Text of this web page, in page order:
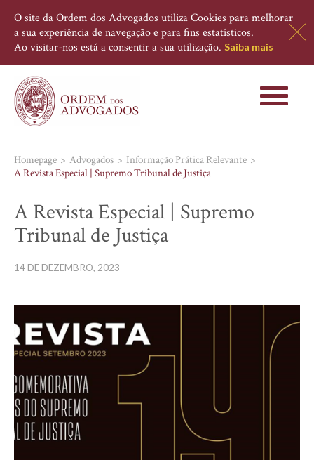
O site da Ordem dos Advogados utiliza Cookies para melhorar
a sua experiência de navegação e para fins estatísticos.
Ao visitar-nos está a consentir a sua utilização. Saiba mais
Toggle
Homepage Advogados
Informação Prática Relevante
A Revista Especial | Supremo Tribunal de Justiça
A Revista Especial | Supremo
Tribunal de Justiça
14 DE DEZEMBRO, 2023